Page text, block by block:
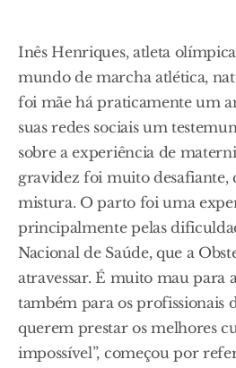
Inês Henriques, atleta
mundo de marcha atlética,
foi mãe há praticamente um
suas redes sociais um
sobre a experiência de
gravidez foi muito desafiante,
mistura. O parto foi uma
principalmente pelas
Nacional de Saúde, que a
atravessar. É muito mau para
também para os profissionais
querem prestar os melhores
impossível”, começou por